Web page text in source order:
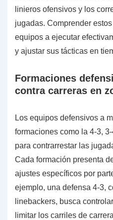
linieros ofensivos y los
jugadas. Comprender
equipos a ejecutar
y ajustar sus tácticas en
Formaciones
contra carreras en
Los equipos defensivos a
formaciones como la 4-3,
para contrarrestar las
Cada formación presenta
ajustes específicos por
ejemplo, una defensa 4-3,
linebackers, busca
limitar los carriles de